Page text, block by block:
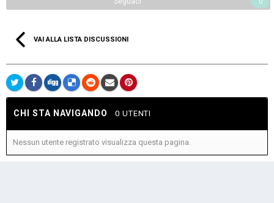
0
VAI ALLA LISTA DISCUSSIONI
CHI STA NAVIGANDO 0 UTENTI
Nessun utente registrato visualizza questa pagina.